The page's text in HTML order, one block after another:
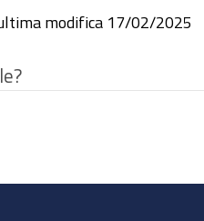
modifica 17/02/2025